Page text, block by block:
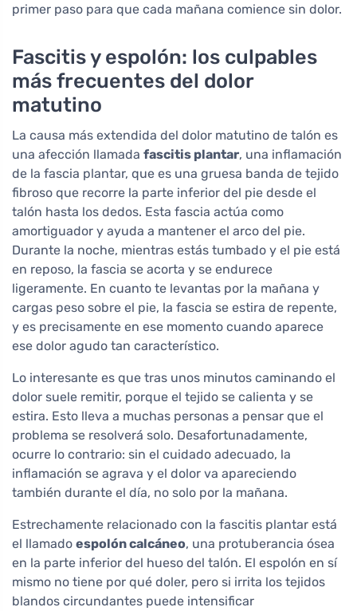
primer paso para que cada mañana comience sin dolor.
Fascitis y espolón: los culpables
más frecuentes del dolor
matutino
La causa más extendida del dolor matutino de talón es
una afección llamada fascitis plantar, una inflamación
de la fascia plantar, que es una gruesa banda de tejido
fibroso que recorre la parte inferior del pie desde el
talón hasta los dedos. Esta fascia actúa como
amortiguador y ayuda a mantener el arco del pie.
Durante la noche, mientras estás tumbado y el pie está
en reposo, la fascia se acorta y se endurece
ligeramente. En cuanto te levantas por la mañana y
cargas peso sobre el pie, la fascia se estira de repente,
y es precisamente en ese momento cuando aparece
ese dolor agudo tan característico.
Lo interesante es que tras unos minutos caminando el
dolor suele remitir, porque el tejido se calienta y se
estira. Esto lleva a muchas personas a pensar que el
problema se resolverá solo. Desafortunadamente,
ocurre lo contrario: sin el cuidado adecuado, la
inflamación se agrava y el dolor va apareciendo
también durante el día, no solo por la mañana.
Estrechamente relacionado con la fascitis plantar está
el llamado espolón calcáneo, una protuberancia ósea
en la parte inferior del hueso del talón. El espolón en sí
mismo no tiene por qué doler, pero si irrita los tejidos
blandos circundantes puede intensificar